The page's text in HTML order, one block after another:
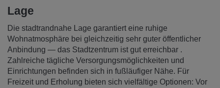
Lage
Die stadtrandnahe Lage garantiert eine ruhige
Wohnatmosphäre bei gleichzeitig sehr guter öffentlicher
Anbindung — das Stadtzentrum ist gut erreichbar .
Zahlreiche tägliche Versorgungsmöglichkeiten und
Einrichtungen befinden sich in fußläufiger Nähe. Für
Freizeit und Erholung bieten sich vielfältige Optionen: Vor